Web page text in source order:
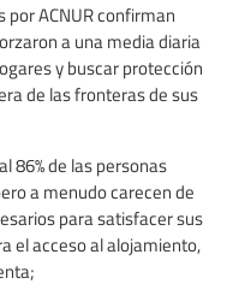
por ACNUR confirman
a una media diaria
y buscar protección
de las fronteras de sus
86% de las personas
a menudo carecen de
para satisfacer sus
el acceso al alojamiento,